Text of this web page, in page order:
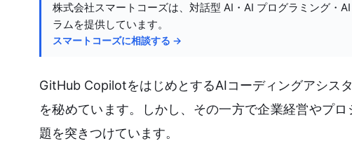
株式会社スマートコーズは、対話型 AI・AI プログラミング・
ラムを提供しています。
スマートコーズに相談する →
GitHub CopilotをはじめとするAIコーディングアシス
を秘めています。しかし、その一方で企業経営やプ
題を突きつけています。